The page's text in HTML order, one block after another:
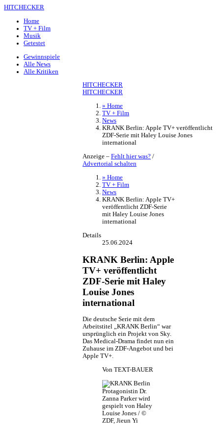
HITCHECKER
Home
TV + Film
Musik
Getestet
Gewinnspiele
Alle News
Alle Kritiken
HITCHECKER
HITCHECKER
» Home
TV + Film
News
KRANK Berlin: Apple TV+ veröffentlicht
ZDF-Serie mit Haley Louise Jones
international
Anzeige – Fehlt hier was? /
Advertorial schalten
» Home
TV + Film
News
KRANK Berlin: Apple TV+
veröffentlicht ZDF-Serie
mit Haley Louise Jones
international
Details
25.06.2024
KRANK Berlin: Apple
TV+ veröffentlicht
ZDF-Serie mit Haley
Louise Jones
international
Die deutsche Serie mit dem
Arbeitstitel „KRANK Berlin“ war
ursprünglich ein Projekt von Sky.
Das Medical-Drama findet nun ein
Zuhause im ZDF-Angebot und bei
Apple TV+.
Von TEXT-BAUER
Protagonistin Dr.
Zanna Parker wird
gespielt von Haley
Louise Jones / ©
ZDF, Jieun Yi